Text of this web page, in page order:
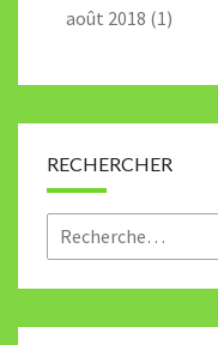
août 2018 (1)
RECHERCHER
Rechercher :